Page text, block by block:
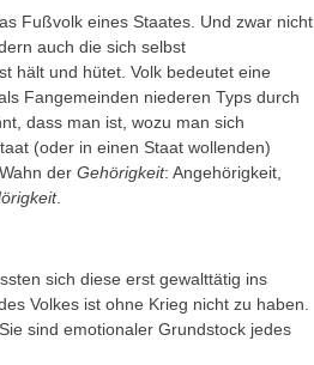
Fußvolk eines Staates. Und zwar nicht
auch die sich selbst
hält und hütet. Volk bedeutet eine
Fangemeinden niederen Typs durch
dass man ist, wozu man sich
(oder in einen Staat wollenden)
der Gehörigkeit: Angehörigkeit,
.
sich diese erst gewalttätig ins
Volkes ist ohne Krieg nicht zu haben.
sind emotionaler Grundstock jedes